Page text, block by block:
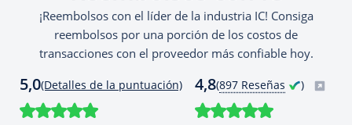
¡Reembolsos con el líder de la industria IC! Consiga
reembolsos por una porción de los costos de
transacciones con el proveedor más confiable hoy.
5,0(Detalles de la puntuación) 4,8(897 Reseñas )